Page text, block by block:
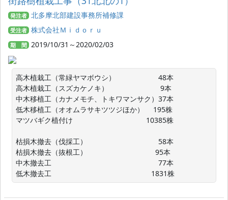
発注者 北多摩北部建設事務所補修課
受注者 株式会社Ｍｉｄｏｒｕ
期 間 2019/10/31～2020/02/03
高木植栽工（常緑ヤマボウシ）　　　　　　48本
高木植栽工（スズカケノキ）　　　　　　　 9本
中木移植工（カナメモチ、トキワマンサク）37本
低木移植工（オオムラサキツツジほか）　 195株
マツバギク植付け　　　　　　　　　 　10385株
枯損木撤去（伐採工）　　　　　　　　　　58本
枯損木撤去（抜根工）　　　　　　　　　  95本
中木撤去工　　　　　　　　　　　　　　　77本
低木撤去工　　　　　　　　　　　　　　1831株